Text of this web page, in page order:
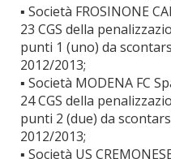
▪ Società FROSINONE
23 CGS della
punti 1 (uno) da
2012/2013;
▪ Società MODENA FC
24 CGS della
punti 2 (due) da
2012/2013;
▪ Società US